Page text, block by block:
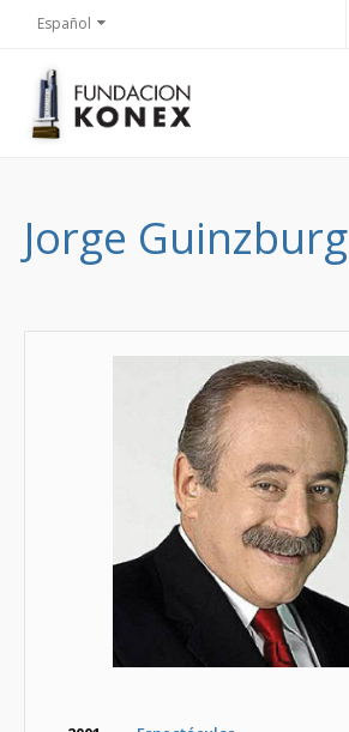
Español
Jorge Guinzburg